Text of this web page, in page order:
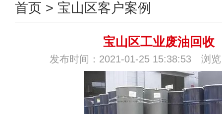
司
首页 > 宝山区客户案例
宝山区工业废油回收
发布时间：2021-01-25 15:38:53 浏览